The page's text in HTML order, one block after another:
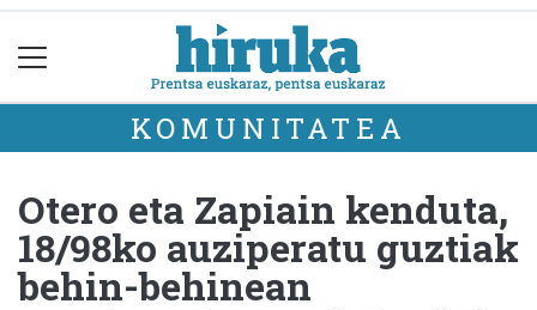
KOMUNITATEA
Otero eta Zapiain kenduta,
18/98ko auziperatu guztiak
behin-behinean